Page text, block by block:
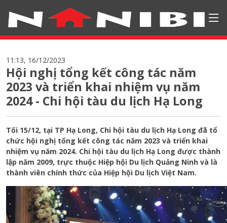
11:13, 16/12/2023
Hội nghị tổng kết công tác năm
2023 và triển khai nhiệm vụ năm
2024 - Chi hội tàu du lịch Hạ Long
Tối 15/12, tại TP Hạ Long, Chi hội tàu du lịch Hạ Long đã tổ
chức hội nghị tổng kết công tác năm 2023 và triển khai
nhiệm vụ năm 2024. Chi hội tàu du lịch Hạ Long được thành
lập năm 2009, trực thuộc Hiệp hội Du lịch Quảng Ninh và là
thành viên chính thức của Hiệp hội Du lịch Việt Nam.